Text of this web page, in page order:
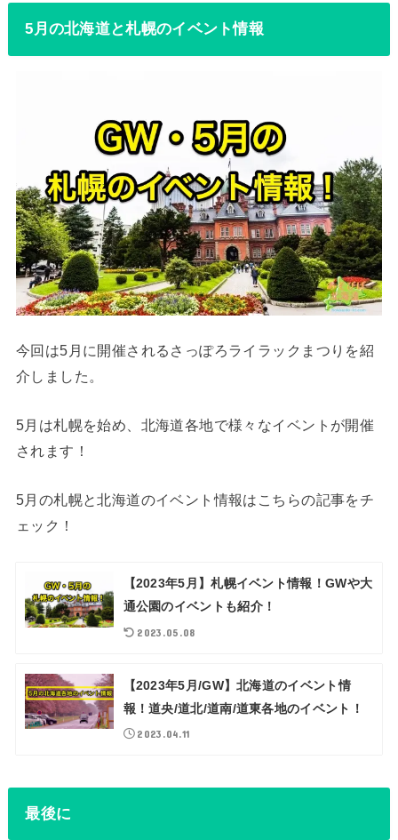
5月の北海道と札幌のイベント情報
今回は5月に開催されるさっぽろライラックまつりを紹
介しました。
5月は札幌を始め、北海道各地で様々なイベントが開催
されます！
5月の札幌と北海道のイベント情報はこちらの記事をチ
ェック！
【2023年5月】札幌イベント情報！GWや大
通公園のイベントも紹介！
2023.05.08
【2023年5月/GW】北海道のイベント情
報！道央/道北/道南/道東各地のイベント！
2023.04.11
最後に